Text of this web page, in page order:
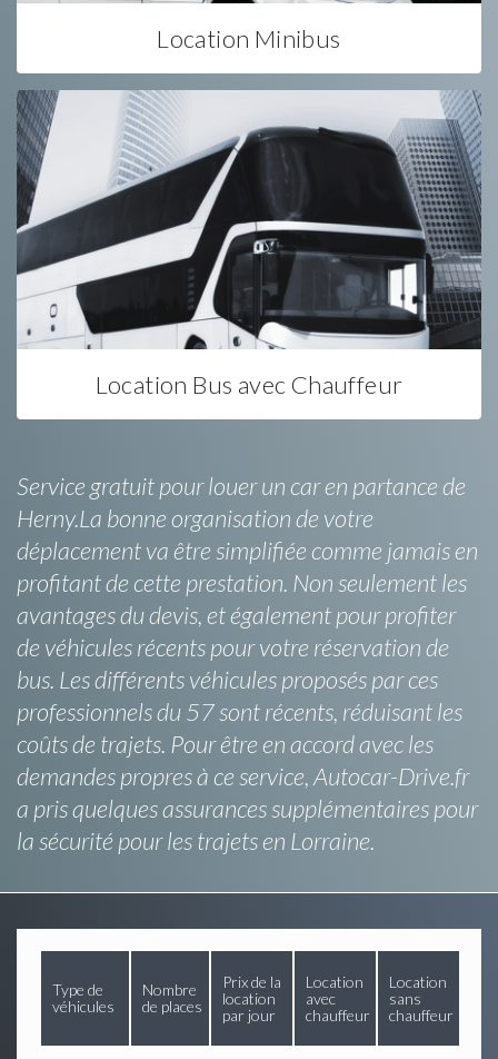
Location Minibus
Location Bus avec Chauffeur
Service gratuit pour louer un car en partance de
Herny.La bonne organisation de votre
déplacement va être simplifiée comme jamais en
profitant de cette prestation. Non seulement les
avantages du devis, et également pour profiter
de véhicules récents pour votre réservation de
bus. Les différents véhicules proposés par ces
professionnels du 57 sont récents, réduisant les
coûts de trajets. Pour être en accord avec les
demandes propres à ce service, Autocar-Drive.fr
a pris quelques assurances supplémentaires pour
la sécurité pour les trajets en Lorraine.
Type de
véhicules
Nombre
de places
Prix de la
location
par jour
Location
avec
chauffeur
Location
sans
chauffeur